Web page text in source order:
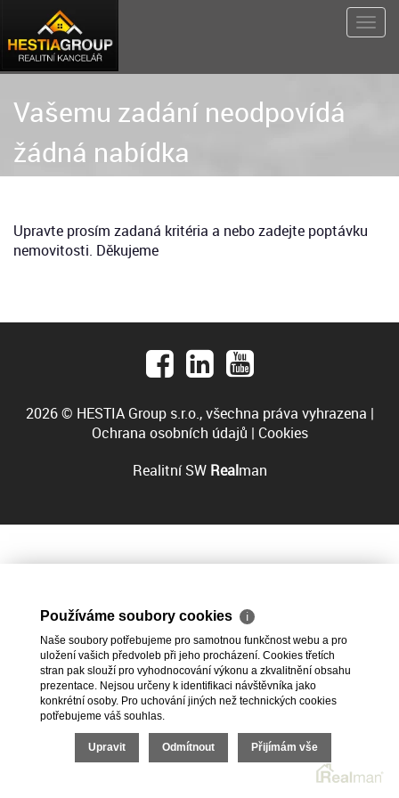
Vašemu zadání neodpovídá
žádná nabídka
Upravte prosím zadaná kritéria a nebo zadejte poptávku
nemovitosti. Děkujeme
2026 © HESTIA Group s.r.o., všechna práva vyhrazena |
Ochrana osobních údajů | Cookies
Realitní SW Realman
Používáme soubory cookies ℹ
Naše soubory potřebujeme pro samotnou funkčnost webu a pro
uložení vašich předvoleb při jeho procházení. Cookies třetích
stran pak slouží pro vyhodnocování výkonu a zkvalitnění obsahu
prezentace. Nejsou určeny k identifikaci návštěvníka jako
konkrétní osoby. Pro uchování jiných než technických cookies
potřebujeme váš souhlas.
Upravit Odmítnout Přijímám vše